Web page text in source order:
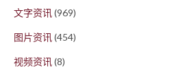
文字资讯(969)
图片资讯(454)
视频资讯(8)